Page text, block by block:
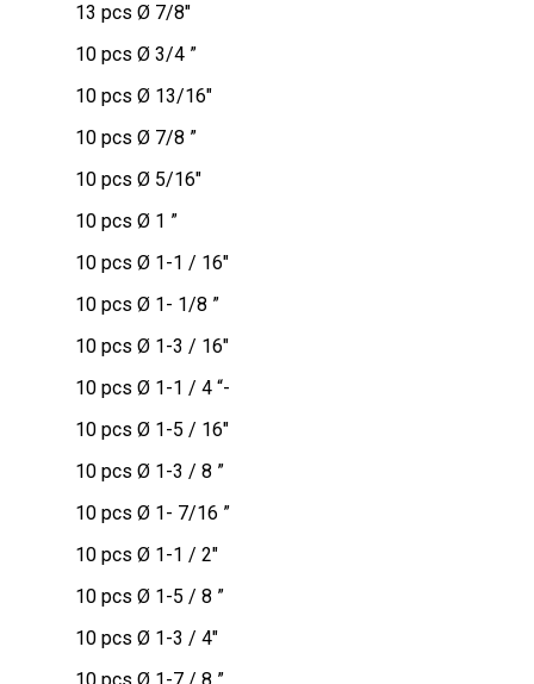
13 pcs Ø 7/8″
10 pcs Ø 3/4 ”
10 pcs Ø 13/16″
10 pcs Ø 7/8 ”
10 pcs Ø 5/16″
10 pcs Ø 1 ”
10 pcs Ø 1-1 / 16″
10 pcs Ø 1- 1/8 ”
10 pcs Ø 1-3 / 16″
10 pcs Ø 1-1 / 4 “-
10 pcs Ø 1-5 / 16″
10 pcs Ø 1-3 / 8 ”
10 pcs Ø 1- 7/16 ”
10 pcs Ø 1-1 / 2″
10 pcs Ø 1-5 / 8 ”
10 pcs Ø 1-3 / 4″